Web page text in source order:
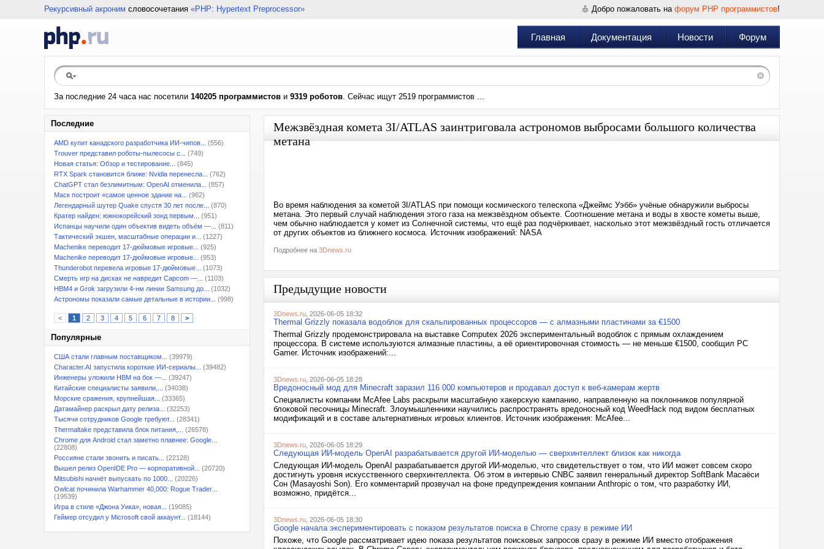
Рекурсивный акроним словосочетания «PHP: Hypertext Preprocessor» Добро пожаловать на форум PHP программистов!
Главная Документация Новости Форум
За последние 24 часа нас посетили 140205 программистов и 9319 роботов. Сейчас ищут 2519 программистов ...
Последние
AMD купит канадского разработчика ИИ-чипов...
(556)
Trouver представил роботы-пылесосы с...
(749)
Новая статья: Обзор и тестирование...
(845)
RTX Spark становится ближе: Nvidia перенесла...
(762)
ChatGPT стал безлимитным: OpenAI отменила...
(857)
Маск построит «самое ценное здание на...
(962)
Легендарный шутер Quake спустя 30 лет после...
(870)
Кратер найден: южнокорейский зонд первым...
(951)
Испанцы научили один объектив видеть объём —...
(811)
Тактический экшен, масштабные операции и...
(1227)
Machenike переводит 17-дюймовые игровые...
(925)
Machenike переводит 17-дюймовые игровые...
(953)
Thunderobot перевела игровые 17-дюймовые...
(1073)
Смерть игр на дисках не навредит Capcom —...
(1103)
HBM4 и Grok загрузили 4-нм линии Samsung до...
(1032)
Астрономы показали самые детальные в истории...
(998)
< 1 2 3 4 5 6 7 8 >
Популярные
США стали главным поставщиком...
(39979)
Character.AI запустила короткие ИИ-сериалы...
(39482)
Инженеры уложили HBM на бок —...
(39247)
Китайские специалисты заявили,...
(34038)
Морские сражения, крупнейшая...
(33365)
Датамайнер раскрыл дату релиза...
(32253)
Тысячи сотрудников Google требуют...
(28341)
Thermaltake представила блок питания,...
(26578)
Chrome для Android стал заметно плавнее: Google...
(22808)
Россияне стали звонить и писать...
(22128)
Вышел релиз OpenIDE Pro — корпоративной...
(20720)
Mitsubishi начнёт выпускать по 1000...
(20226)
Owlcat починила Warhammer 40,000: Rogue Trader...
(19539)
Игра в стиле «Джона Уика», новая...
(19085)
Геймер отсудил у Microsoft свой аккаунт...
(18144)
Межзвёздная комета 3I/ATLAS заинтриговала астрономов выбросами большого количества
метана
Во время наблюдения за кометой 3I/ATLAS при помощи космического телескопа «Джеймс Уэбб» учёные обнаружили выбросы
метана. Это первый случай наблюдения этого газа на межзвёздном объекте. Соотношение метана и воды в хвосте кометы выше,
чем обычно наблюдается у комет из Солнечной системы, что ещё раз подчёркивает, насколько этот межзвёздный гость отличается
от других объектов из ближнего космоса. Источник изображений: NASA
Подробнее на 3Dnews.ru
Предыдущие новости
3Dnews.ru , 2026-06-05 18:32
Thermal Grizzly показала водоблок для скальпированных процессоров — с алмазными пластинами за €1500
Thermal Grizzly продемонстрировала на выставке Computex 2026 экспериментальный водоблок с прямым охлаждением
процессора. В системе используются алмазные пластины, а её ориентировочная стоимость — не меньше €1500, сообщил PC
Gamer. Источник изображений:...
3Dnews.ru , 2026-06-05 18:28
Вредоносный мод для Minecraft заразил 116 000 компьютеров и продавал доступ к веб-камерам жертв
Специалисты компании McAfee Labs раскрыли масштабную хакерскую кампанию, направленную на поклонников популярной
блоковой песочницы Minecraft. Злоумышленники научились распространять вредоносный код WeedHack под видом бесплатных
модификаций и в составе альтернативных игровых клиентов. Источник изображения: McAfee...
3Dnews.ru , 2026-06-05 18:29
Следующая ИИ-модель OpenAI разрабатывается другой ИИ-моделью — сверхинтеллект близок как никогда
Следующая ИИ-модель OpenAI разрабатывается другой ИИ-моделью, что свидетельствует о том, что ИИ может совсем скоро
достигнуть уровня искусственного сверхинтеллекта. Об этом в интервью CNBC заявил генеральный директор SoftBank Масаёси
Сон (Masayoshi Son). Его комментарий прозвучал на фоне предупреждения компании Anthropic о том, что разработку ИИ,
возможно, придётся...
3Dnews.ru , 2026-06-05 18:30
Google начала экспериментировать с показом результатов поиска в Chrome сразу в режиме ИИ
Похоже, что Google рассматривает идею показа результатов поисковых запросов сразу в режиме ИИ вместо отображения